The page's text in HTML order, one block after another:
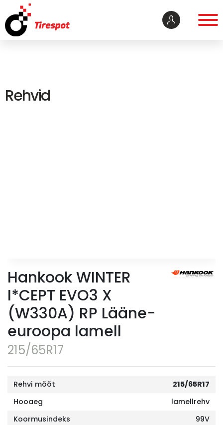
Rehvid
215/65R17
Hankook WINTER
I*CEPT EVO3 X
(W330A) RP Lääne-
euroopa lamell
Rehvi mõõt
215/65R17
Hooaeg
lamellrehv
Koormusindeks
99V